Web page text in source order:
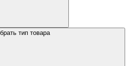
тип товара